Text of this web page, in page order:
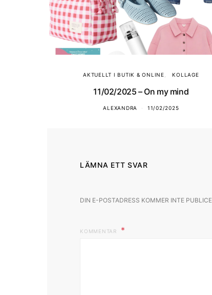
AKTUELLT I BUTIK & ONLINE KOLLAGE
11/02/2025 – On my mind
ALEXANDRA 11/02/2025
LÄMNA ETT SVAR
DIN E-POSTADRESS KOMMER INTE
KOMMENTAR